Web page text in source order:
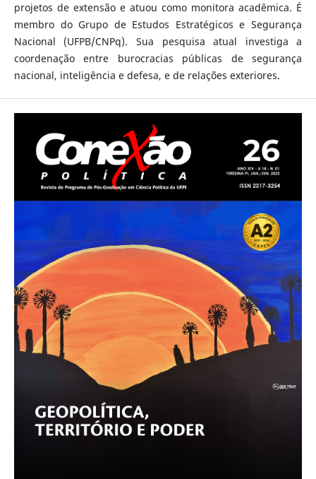
projetos de extensão e atuou como monitora acadêmica. É
membro do Grupo de Estudos Estratégicos e Segurança
Nacional (UFPB/CNPq). Sua pesquisa atual investiga a
coordenação entre burocracias públicas de segurança
nacional, inteligência e defesa, e de relações exteriores.